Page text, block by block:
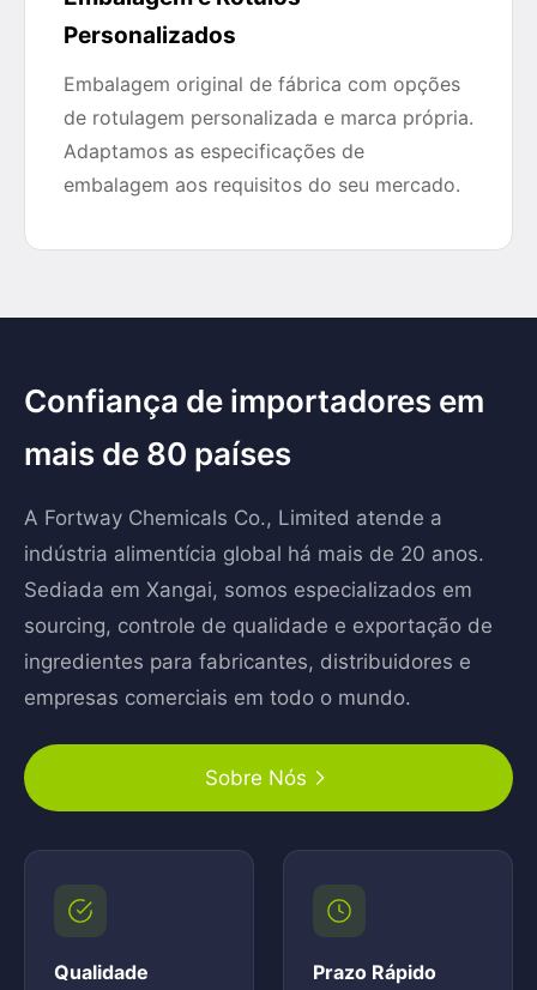
Personalizados
Embalagem original de fábrica com opções
de rotulagem personalizada e marca própria.
Adaptamos as especificações de
embalagem aos requisitos do seu mercado.
Confiança de importadores em
mais de 80 países
A Fortway Chemicals Co., Limited atende a
indústria alimentícia global há mais de 20 anos.
Sediada em Xangai, somos especializados em
sourcing, controle de qualidade e exportação de
ingredientes para fabricantes, distribuidores e
empresas comerciais em todo o mundo.
Sobre Nós
Qualidade
Prazo Rápido